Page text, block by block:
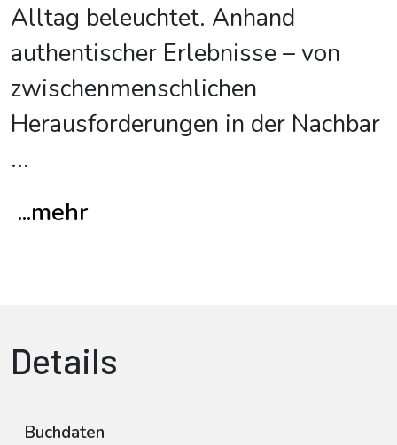
Alltag beleuchtet. Anhand
authentischer Erlebnisse – von
zwischenmenschlichen
Herausforderungen in der Nachbar
...
...mehr
Details
Buchdaten